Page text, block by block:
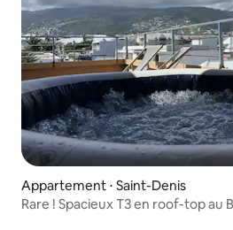
Appartement ⋅ Saint-Denis
Rare ! Spacieux T3 en roof-top au